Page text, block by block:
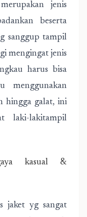
jenis
beserta
sanggup tampil
mengingat jenis
harus bisa
menggunakan
hingga galat, ini
laki-lakitampil
kasual &
jaket yg sangat